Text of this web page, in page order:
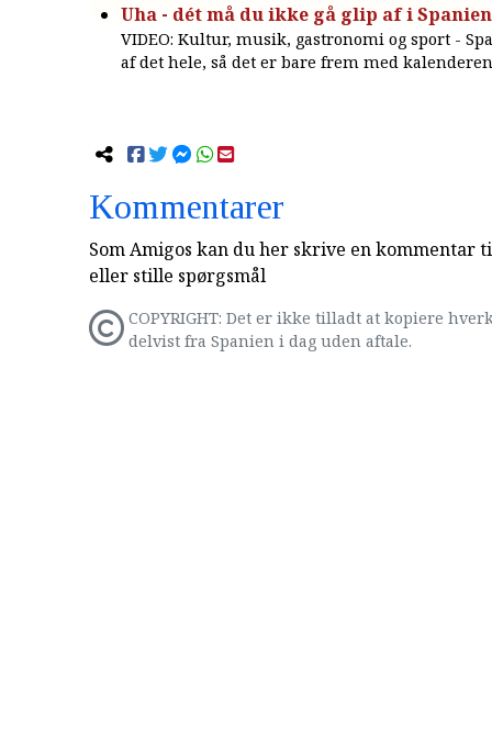
Uha - dét må du ikke gå glip af i
VIDEO: Kultur, musik, gastronomi og sport -
af det hele, så det er bare frem med
Kommentarer
Som Amigos kan du her skrive en kommentar
eller stille spørgsmål
COPYRIGHT: Det er ikke tilladt at kopiere
delvist fra Spanien i dag uden aftale.